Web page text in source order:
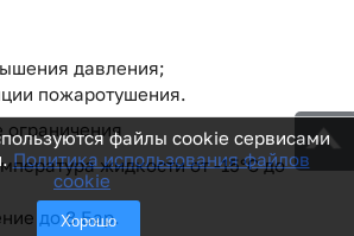
давления;
пожаротушения.
ограничения
жидкости от -15°C до
до 8 Бар.
файлы cookie сервисами
Политика использования файлов
cookie
Хорошо